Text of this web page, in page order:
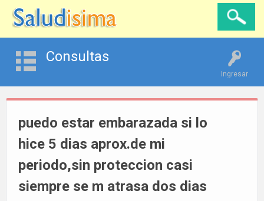
Ingresar
Consultas
puedo estar embarazada si lo
hice 5 dias aprox.de mi
periodo,sin proteccion casi
siempre se m atrasa dos dias